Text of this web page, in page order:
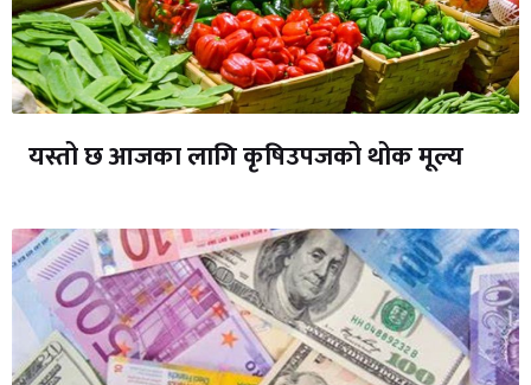
यस्तो छ आजका लागि कृषिउपजको थोक मूल्य